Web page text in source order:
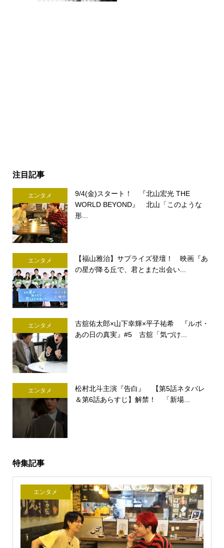
注目記事
エンタメ
9/4(金)スタート！ 『北山宏光 THE
WORLD BEYOND』 北山「このような
形...
エンタメ
【福山雅治】サプライズ登壇！ 映画『あ
の星が降る丘で、君とまた出会い...
エンタメ
古舘佑太郎×山下幸輝×平子祐希 『ルポ・
あの日の真実』#5 古舘「気づけ...
エンタメ
松村北斗主演『告白』 【第5話ネタバレ
＆第6話あらすじ】解禁！ 「新場...
特集記事
エンタメ